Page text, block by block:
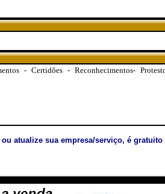
- Certidões - Reconhecimentos-
ou atualize sua empresa/serviço, é gratuito